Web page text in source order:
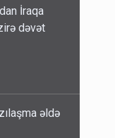
İraqa
dəvət
əldə